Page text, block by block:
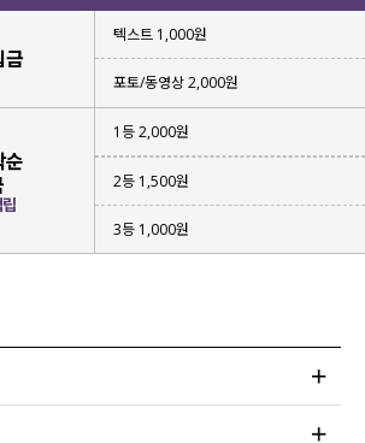
한 트윌 조직의 코튼 원단으로
이 좋아
오랜 시간 소장하기 좋고
감 있는 실루엣도 연출해 주구요.
없이부드럽고 유연한 텍스처라
금
텍스트 1,000원
포토/동영상 2,000원
순
1등 2,000원
2등 1,500원
3등 1,000원